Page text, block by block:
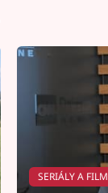
SERIÁLY A